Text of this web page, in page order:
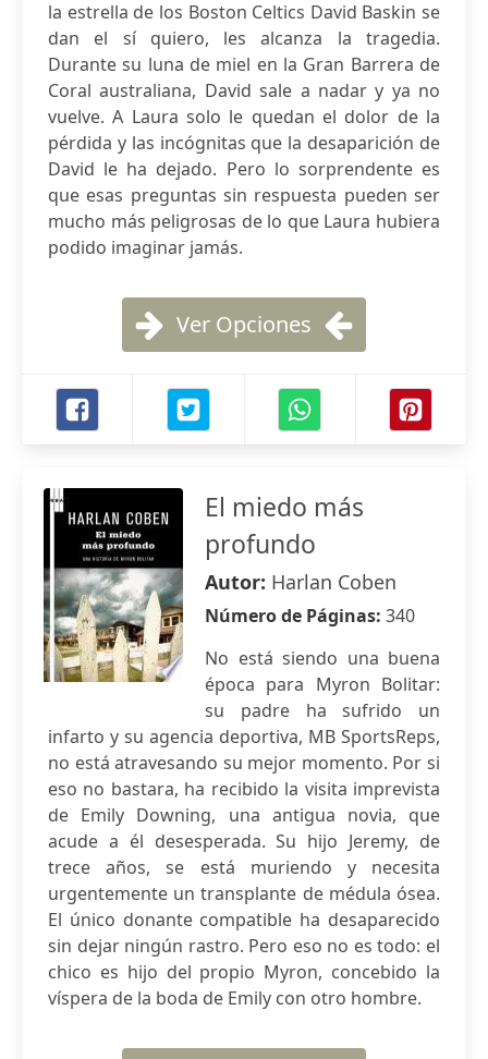
la estrella de los Boston Celtics David Baskin se
dan el sí quiero, les alcanza la tragedia.
Durante su luna de miel en la Gran Barrera de
Coral australiana, David sale a nadar y ya no
vuelve. A Laura solo le quedan el dolor de la
pérdida y las incógnitas que la desaparición de
David le ha dejado. Pero lo sorprendente es
que esas preguntas sin respuesta pueden ser
mucho más peligrosas de lo que Laura hubiera
podido imaginar jamás.
Ver Opciones
El miedo más
profundo
Autor: Harlan Coben
Número de Páginas: 340
No está siendo una buena
época para Myron Bolitar:
su padre ha sufrido un
infarto y su agencia deportiva, MB SportsReps,
no está atravesando su mejor momento. Por si
eso no bastara, ha recibido la visita imprevista
de Emily Downing, una antigua novia, que
acude a él desesperada. Su hijo Jeremy, de
trece años, se está muriendo y necesita
urgentemente un transplante de médula ósea.
El único donante compatible ha desaparecido
sin dejar ningún rastro. Pero eso no es todo: el
chico es hijo del propio Myron, concebido la
víspera de la boda de Emily con otro hombre.